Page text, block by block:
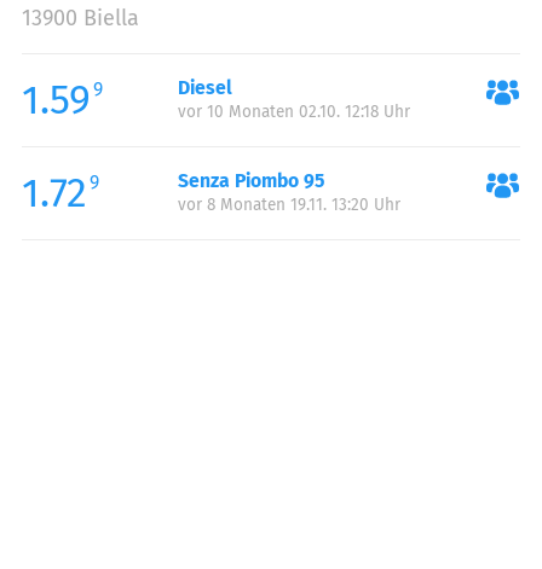
13900 Biella
1.59 9 Diesel
vor 10 Monaten 02.10. 12:18 Uhr
1.72 9 Senza Piombo 95
vor 8 Monaten 19.11. 13:20 Uhr